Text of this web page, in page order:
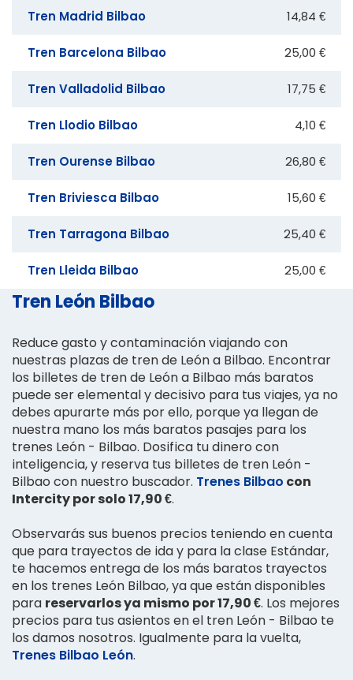
Tren Madrid Bilbao 14,84 €
Tren Barcelona Bilbao 25,00 €
Tren Valladolid Bilbao 17,75 €
Tren Llodio Bilbao 4,10 €
Tren Ourense Bilbao 26,80 €
Tren Briviesca Bilbao 15,60 €
Tren Tarragona Bilbao 25,40 €
Tren Lleida Bilbao 25,00 €
Tren León Bilbao
Reduce gasto y contaminación viajando con
nuestras plazas de tren de León a Bilbao. Encontrar
los billetes de tren de León a Bilbao más baratos
puede ser elemental y decisivo para tus viajes, ya no
debes apurarte más por ello, porque ya llegan de
nuestra mano los más baratos pasajes para los
trenes León - Bilbao. Dosifica tu dinero con
inteligencia, y reserva tus billetes de tren León -
Bilbao con nuestro buscador. Trenes Bilbao con
Intercity por solo 17,90 €.
Observarás sus buenos precios teniendo en cuenta
que para trayectos de ida y para la clase Estándar,
te hacemos entrega de los más baratos trayectos
en los trenes León Bilbao, ya que están disponibles
para reservarlos ya mismo por 17,90 €. Los mejores
precios para tus asientos en el tren León - Bilbao te
los damos nosotros. Igualmente para la vuelta,
Trenes Bilbao León.